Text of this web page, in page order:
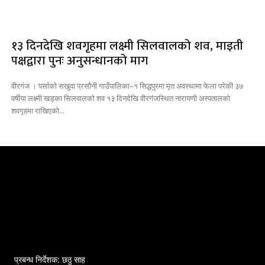
१३ दिनदेखि शवगृहमा लक्ष्मी सिलवालको शव, माइती
पक्षद्वारा पुनः अनुसन्धानको माग
वीरगंज । पर्साको सखुवा प्रसौनी गाउँपालिका–१ सिद्धपुरमा मृत अवस्थामा फेला परेकी ३७
वर्षीया लक्ष्मी खड्का सिलवालको शव १३ दिनदेखि वीरगंजस्थित नारायणी अस्पतालको
शवगृहमा राखिएको...
प्रबन्ध निर्देशक: छठु साह